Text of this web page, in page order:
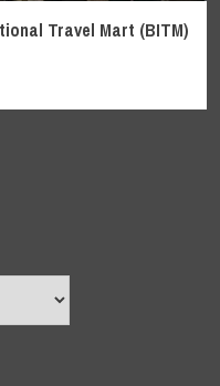
Travel Mart (BITM)